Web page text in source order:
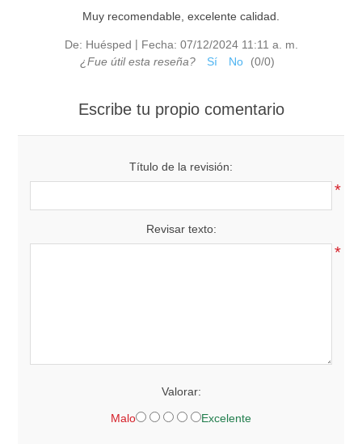
Muy recomendable, excelente calidad.
De: Huésped | Fecha: 07/12/2024 11:11 a. m.
¿Fue útil esta reseña?
Sí No (0/0)
Escribe tu propio comentario
Título de la revisión:
*
Revisar texto:
*
Valorar:
Malo Excelente